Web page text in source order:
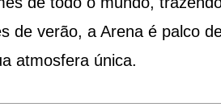
de verão, a Arena é palco
atmosfera única.